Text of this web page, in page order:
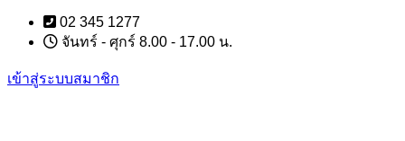
Skip
content
02 345 1277
จันทร์ - ศุกร์ 8.00 - 17.00 น.
เข้าสู่ระบบสมาชิก